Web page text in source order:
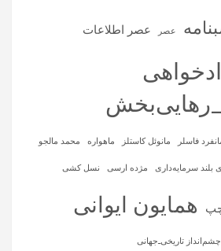
عصر عصر اطلاعات
فاسلر مانوئل کاستلز ماهواره‌ محمد مالجو
بلند سرمایه‌داری مژده ارسی نسل کشی
همایون ایوانی
چشم‌انداز تاریخی‌ـ‌جهانی